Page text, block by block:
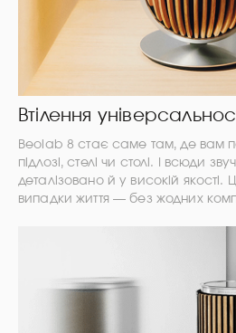
Втілення
Beolab 8 стає саме там, де вам
підлозі, стелі чи столі. І всюди
деталізовано й у високій якості.
випадки життя — без жодних